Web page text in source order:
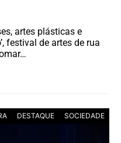
artes plásticas e
festival de artes de rua
DESTAQUE SOCIEDADE